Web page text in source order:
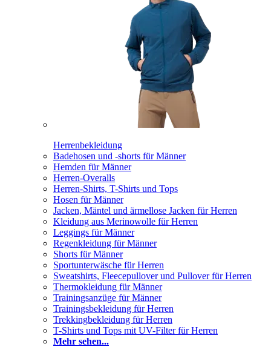
Herrenbekleidung
Badehosen und -shorts für Männer
Hemden für Männer
Herren-Overalls
Herren-Shirts, T-Shirts und Tops
Hosen für Männer
Jacken, Mäntel und ärmellose Jacken für Herren
Kleidung aus Merinowolle für Herren
Leggings für Männer
Regenkleidung für Männer
Shorts für Männer
Sportunterwäsche für Herren
Sweatshirts, Fleecepullover und Pullover für Herren
Thermokleidung für Männer
Trainingsanzüge für Männer
Trainingsbekleidung für Herren
Trekkingbekleidung für Herren
T-Shirts und Tops mit UV-Filter für Herren
Mehr sehen...